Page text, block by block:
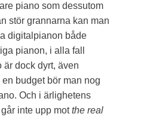
piano som dessutom
stör grannarna kan man
digitalpianon både
pianon, i alla fall
är dock dyrt, även
budget bör man nog
Och i ärlighetens
inte upp motthe real